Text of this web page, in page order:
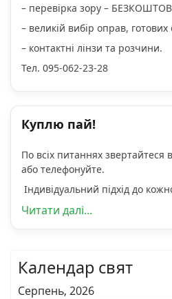
– перевірка зору –
– великій вибір оправ, готових
– контактні лінзи та розчини.
Тел. 095-062-23-28
Куплю пай!
По всіх питаннях звертайтеся
або телефонуйте.
Індивідуальний підхід до
Читати далі...
Календар свят
Серпень, 2026